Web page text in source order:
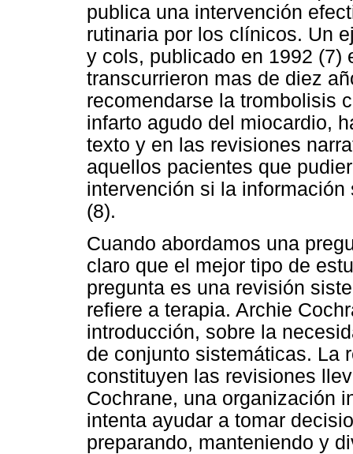
publica una intervención
rutinaria por los clínicos. Un
y cols, publicado en 1992 (7)
transcurrieron mas de diez
recomendarse la trombolisis
infarto agudo del miocardio,
texto y en las revisiones
aquellos pacientes que
intervención si la
(8).
Cuando abordamos una
claro que el mejor tipo de
pregunta es una revisión
refiere a terapia. Archie
introducción, sobre la
de conjunto sistemáticas. La
constituyen las revisiones
Cochrane, una organización
intenta ayudar a tomar
preparando, manteniendo y